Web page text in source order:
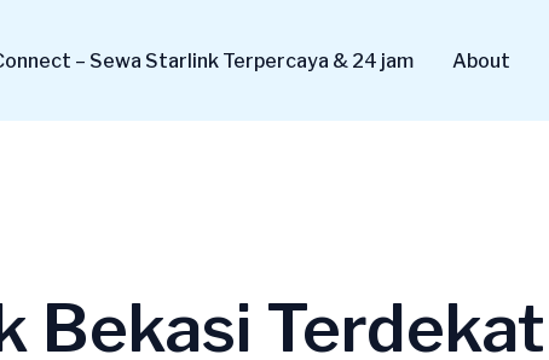
– Sewa Starlink Terpercaya & 24 jam About
Bekasi Terdekat